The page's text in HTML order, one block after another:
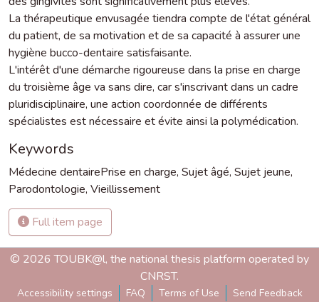
La thérapeutique envusagée tiendra compte de l'état général
du patient, de sa motivation et de sa capacité à assurer une
hygiène bucco-dentaire satisfaisante.
L'intérêt d'une démarche rigoureuse dans la prise en charge
du troisième âge va sans dire, car s'inscrivant dans un cadre
pluridisciplinaire, une action coordonnée de différents
spécialistes est nécessaire et évite ainsi la polymédication.
Keywords
Médecine dentairePrise en charge, Sujet âgé, Sujet jeune,
Parodontologie, Vieillissement
Full item page
© 2026 TOUBK@l, the national thesis platform operated by
CNRST.
Accessibility settings FAQ Terms of Use Send Feedback